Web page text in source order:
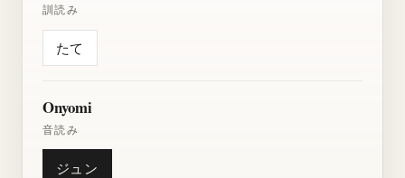
訓読み
たて
Onyomi
音読み
ジュン